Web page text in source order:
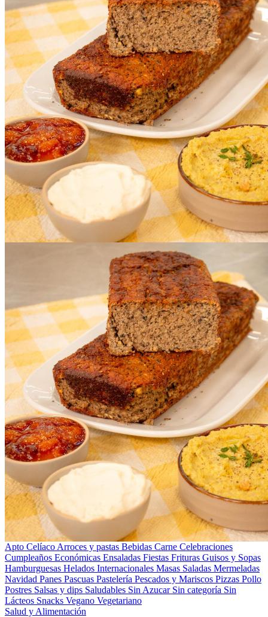
Apto Celíaco Arroces y pastas Bebidas Carne Celebraciones
Cumpleaños Económicas Ensaladas Fiestas Frituras Guisos y Sopas
Hamburguesas Helados Internacionales Masas Saladas Mermeladas
Navidad Panes Pascuas Pastelería Pescados y Mariscos Pizzas Pollo
Postres Salsas y dips Saludables Sin Azucar Sin categoría Sin
Lácteos Snacks Vegano Vegetariano
Salud y Alimentación